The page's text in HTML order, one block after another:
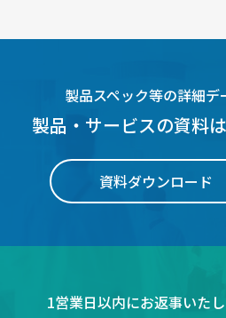
製品スペック等の詳細デ
製品・サービスの資料
資料ダウンロード
1営業日以内にお返事いたし